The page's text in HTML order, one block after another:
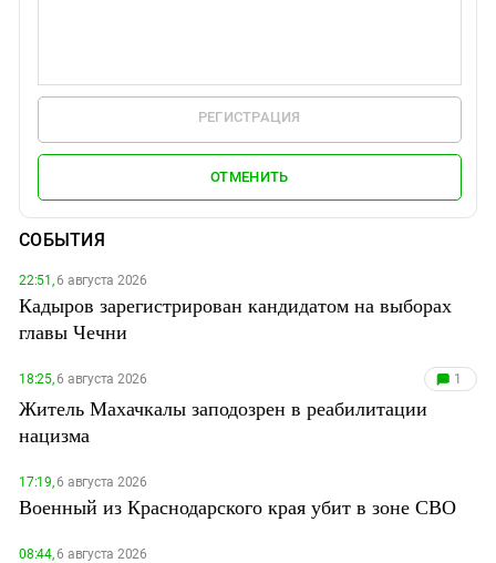
РЕГИСТРАЦИЯ
ОТМЕНИТЬ
СОБЫТИЯ
22:51,6 августа 2026
Кадыров зарегистрирован кандидатом на выборах
главы Чечни
18:25,6 августа 2026 1
Житель Махачкалы заподозрен в реабилитации
нацизма
17:19,6 августа 2026
Военный из Краснодарского края убит в зоне СВО
08:44,6 августа 2026